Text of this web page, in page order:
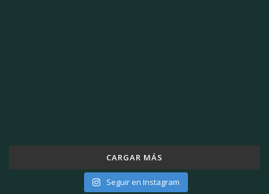
CARGAR MÁS
Seguir en Instagram